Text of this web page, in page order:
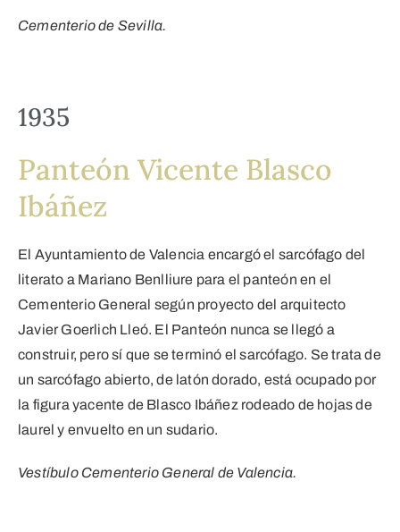
Cementerio de Sevilla.
1935
Panteón Vicente Blasco
Ibáñez
El Ayuntamiento de Valencia encargó el sarcófago del
literato a Mariano Benlliure para el panteón en el
Cementerio General según proyecto del arquitecto
Javier Goerlich Lleó. El Panteón nunca se llegó a
construir, pero sí que se terminó el sarcófago. Se trata de
un sarcófago abierto, de latón dorado, está ocupado por
la figura yacente de Blasco Ibáñez rodeado de hojas de
laurel y envuelto en un sudario.
Vestíbulo Cementerio General de Valencia.